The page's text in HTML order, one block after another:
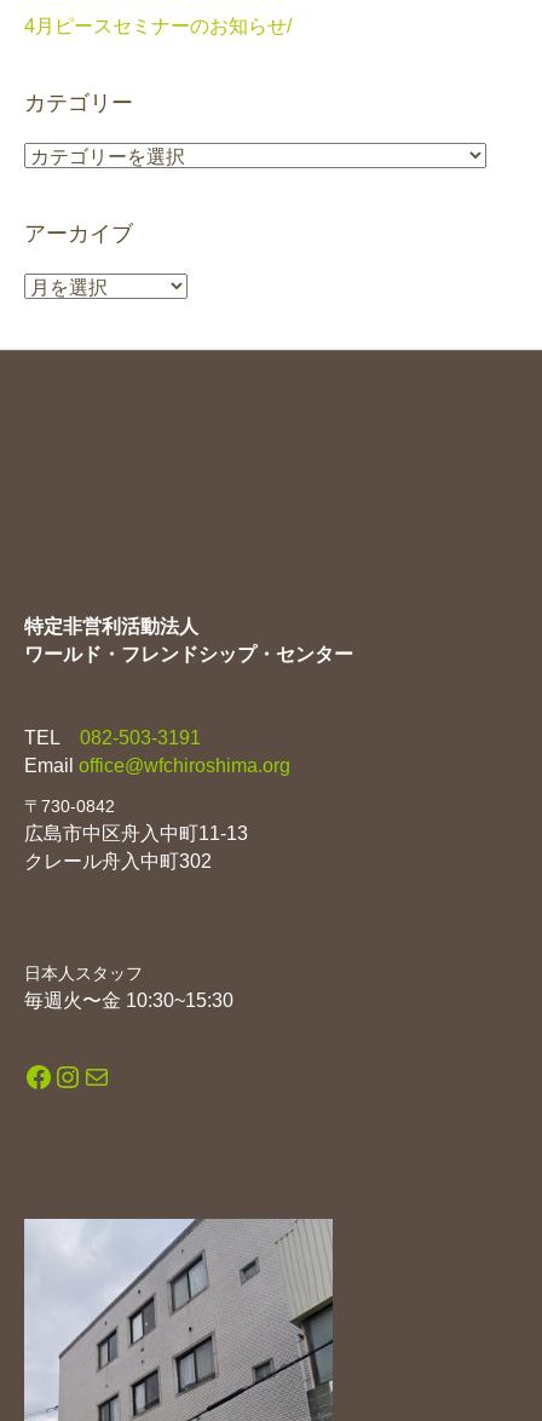
4月ピースセミナーのお知らせ/
カテゴリー
カ
リ
アーカイブ
ア
特定非営利活動法人
ワールド・フレンドシップ・センター
TEL
082-503-3191
Email office@wfchiroshima.org
〒730-0842
広島市中区舟入中町11-13
クレール舟入中町302
日本人スタッフ
毎週火〜金 10:30~15:30
Facebook
Instagram
メール